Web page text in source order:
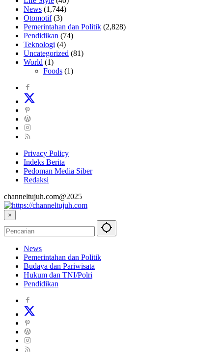
News (1,744)
Otomotif(3)
Pemerintahan dan Politik (2,828)
Pendidikan (74)
Teknologi (4)
Uncategorized (81)
World (1)
Foods (1)
Privacy Policy
Indeks Berita
Pedoman Media Siber
Redaksi
channeltujuh.com@2025
×
News
Pemerintahan dan Politik
Budaya dan Pariwisata
Hukum dan TNI/Polri
Pendidikan